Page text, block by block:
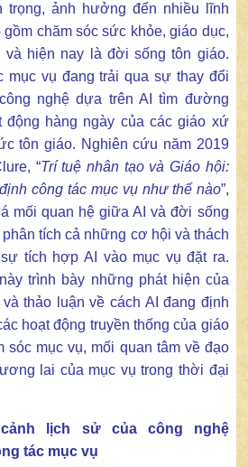
trọng, ảnh hưởng đến nhiều lĩnh
gồm chăm sóc sức khỏe, giáo dục,
và hiện nay là đời sống tôn giáo.
mục vụ đang trải qua sự thay đổi
nghệ dựa trên AI tìm đường
động hàng ngày của các giáo xứ
tôn giáo. Nghiên cứu năm 2019
“Trí tuệ nhân tạo và Giáo hội:
công tác mục vụ như thế nào”,
mối quan hệ giữa AI và đời sống
phân tích cả những cơ hội và thách
tích hợp AI vào mục vụ đặt ra.
trình bày những phát hiện của
và thảo luận về cách AI đang định
hoạt động truyền thống của giáo
sóc mục vụ, mối quan tâm về đạo
lai của mục vụ trong thời đại
lịch sử của công nghệ
tác mục vụ